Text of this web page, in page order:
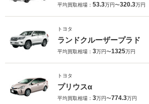
平均買取相場： 53.3万円〜320.3万円
トヨタ
ランドクルーザープラド
平均買取相場： 3万円〜1325万円
トヨタ
プリウスα
平均買取相場： 3万円〜774.3万円